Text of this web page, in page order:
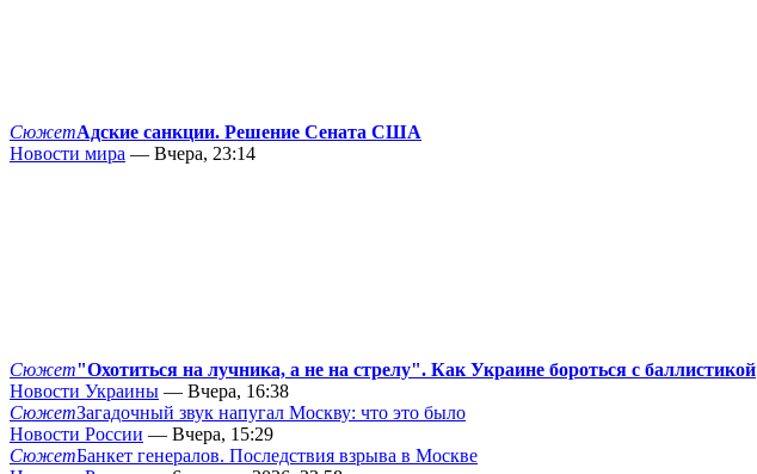
СюжетАдские санкции. Решение Сената США
Новости мира — Вчера, 23:14
Сюжет"Охотиться на лучника, а не на стрелу". Как Украине бороться с баллистикой
Новости Украины — Вчера, 16:38
СюжетЗагадочный звук напугал Москву: что это было
Новости России — Вчера, 15:29
СюжетБанкет генералов. Последствия взрыва в Москве